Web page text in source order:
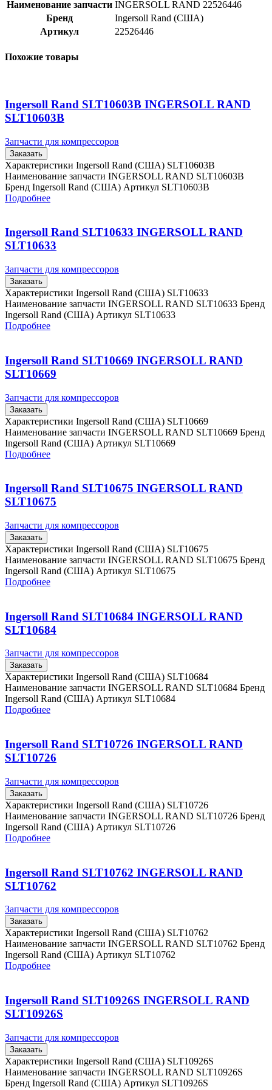
Наименование запчасти INGERSOLL RAND 22526446
Бренд
Ingersoll Rand (США)
Артикул
22526446
Похожие товары
Ingersoll Rand SLT10603B INGERSOLL RAND
SLT10603B
Запчасти для компрессоров
Заказать
Характеристики Ingersoll Rand (США) SLT10603B
Наименование запчасти INGERSOLL RAND SLT10603B
Бренд Ingersoll Rand (США) Артикул SLT10603B
Подробнее
Ingersoll Rand SLT10633 INGERSOLL RAND
SLT10633
Запчасти для компрессоров
Заказать
Характеристики Ingersoll Rand (США) SLT10633
Наименование запчасти INGERSOLL RAND SLT10633 Бренд
Ingersoll Rand (США) Артикул SLT10633
Подробнее
Ingersoll Rand SLT10669 INGERSOLL RAND
SLT10669
Запчасти для компрессоров
Заказать
Характеристики Ingersoll Rand (США) SLT10669
Наименование запчасти INGERSOLL RAND SLT10669 Бренд
Ingersoll Rand (США) Артикул SLT10669
Подробнее
Ingersoll Rand SLT10675 INGERSOLL RAND
SLT10675
Запчасти для компрессоров
Заказать
Характеристики Ingersoll Rand (США) SLT10675
Наименование запчасти INGERSOLL RAND SLT10675 Бренд
Ingersoll Rand (США) Артикул SLT10675
Подробнее
Ingersoll Rand SLT10684 INGERSOLL RAND
SLT10684
Запчасти для компрессоров
Заказать
Характеристики Ingersoll Rand (США) SLT10684
Наименование запчасти INGERSOLL RAND SLT10684 Бренд
Ingersoll Rand (США) Артикул SLT10684
Подробнее
Ingersoll Rand SLT10726 INGERSOLL RAND
SLT10726
Запчасти для компрессоров
Заказать
Характеристики Ingersoll Rand (США) SLT10726
Наименование запчасти INGERSOLL RAND SLT10726 Бренд
Ingersoll Rand (США) Артикул SLT10726
Подробнее
Ingersoll Rand SLT10762 INGERSOLL RAND
SLT10762
Запчасти для компрессоров
Заказать
Характеристики Ingersoll Rand (США) SLT10762
Наименование запчасти INGERSOLL RAND SLT10762 Бренд
Ingersoll Rand (США) Артикул SLT10762
Подробнее
Ingersoll Rand SLT10926S INGERSOLL RAND
SLT10926S
Запчасти для компрессоров
Заказать
Характеристики Ingersoll Rand (США) SLT10926S
Наименование запчасти INGERSOLL RAND SLT10926S
Бренд Ingersoll Rand (США) Артикул SLT10926S